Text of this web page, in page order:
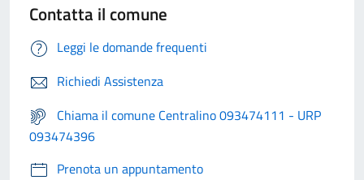
Contatta il comune
Leggi le domande frequenti
Richiedi Assistenza
Chiama il comune Centralino 093474111 - URP
093474396
Prenota un appuntamento